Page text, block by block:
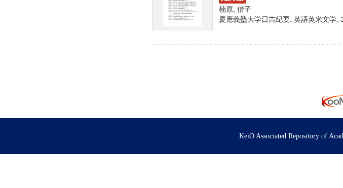
楠原, 偕子
慶應義塾大学日吉紀要. 英語英米文学
KeiO Associated Repository of